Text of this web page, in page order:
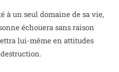
à un seul domaine de sa vie,
échouera sans raison
lui-même en attitudes
destruction.